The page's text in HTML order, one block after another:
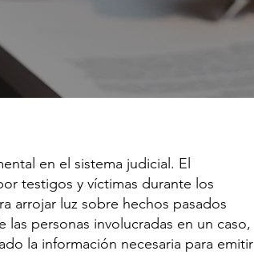
en el sistema judicial. El
testigos y víctimas durante los
arrojar luz sobre hechos pasados
personas involucradas en un caso,
la información necesaria para emitir